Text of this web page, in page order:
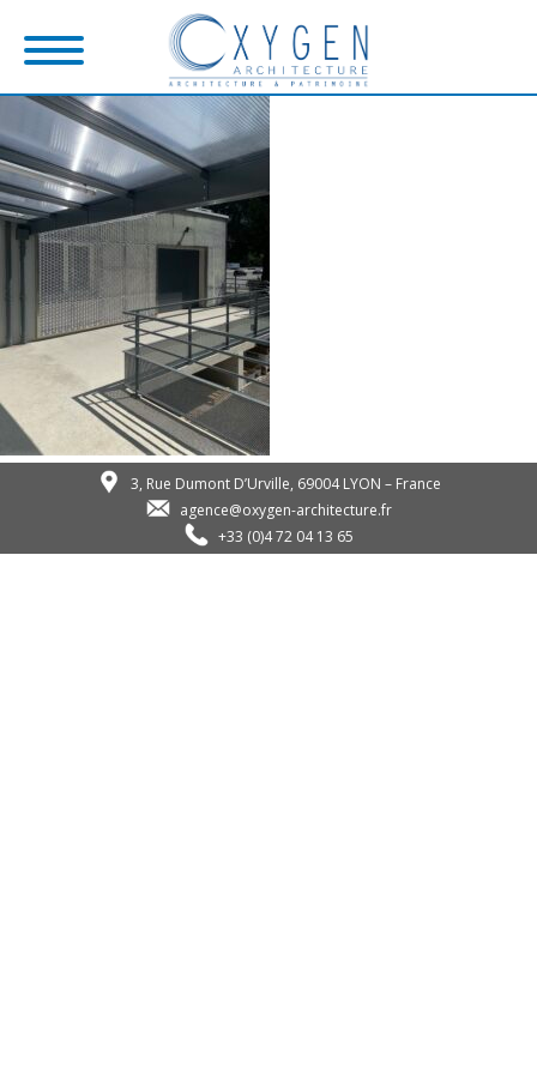
3, Rue Dumont D’Urville, 69004 LYON – France
agence@oxygen-architecture.fr
+33 (0)4 72 04 13 65